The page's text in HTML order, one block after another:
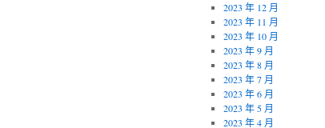
2023 年 12 月
2023 年 11 月
2023 年 10 月
2023 年 9 月
2023 年 8 月
2023 年 7 月
2023 年 6 月
2023 年 5 月
2023 年 4 月